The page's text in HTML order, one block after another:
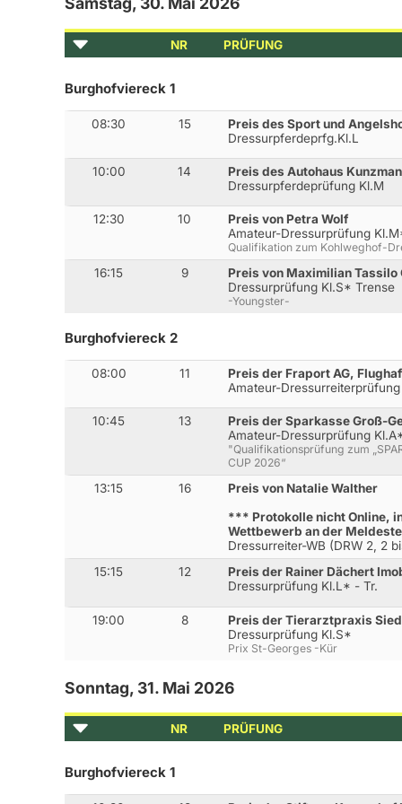
NR PRÜFUNG
Burghofviereck 1
08:30 15
Preis des Sport und
Dressurpferdeprfg.Kl.L
10:00 14
Preis des Autohaus
Dressurpferdeprüfung Kl.M
12:30 10
Preis von Petra Wolf
Amateur-Dressurprüfung
Qualifikation zum Kohlweghof-
16:15 9
Preis von Maximilian Tassilo
Dressurprüfung Kl.S* Trense
-Youngster-
Burghofviereck 2
08:00 11
Preis der Fraport AG,
Amateur-
10:45 13
Preis der Sparkasse Groß-
Amateur-Dressurprüfung
"Qualifikationsprüfung zum
CUP 2026“
13:15 16
Preis von Natalie Walther
*** Protokolle nicht Online,
Wettbewerb an der
Dressurreiter-WB (DRW 2, 2
15:15
12
Preis der Rainer Dächert
Dressurprüfung Kl.L* - Tr.
19:00 8
Preis der Tierarztpraxis
Dressurprüfung Kl.S*
Prix St-Georges -Kür
Sonntag, 31. Mai 2026
NR PRÜFUNG
Burghofviereck 1